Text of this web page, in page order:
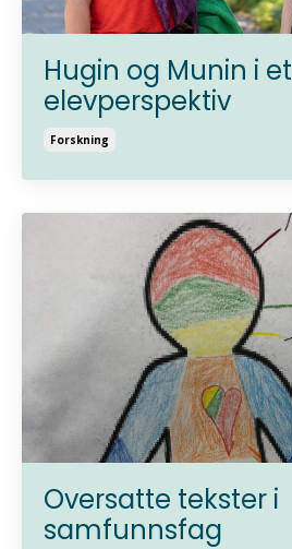
Hugin og Munin i et
elevperspektiv
Forskning
Oversatte tekster i
samfunnsfag